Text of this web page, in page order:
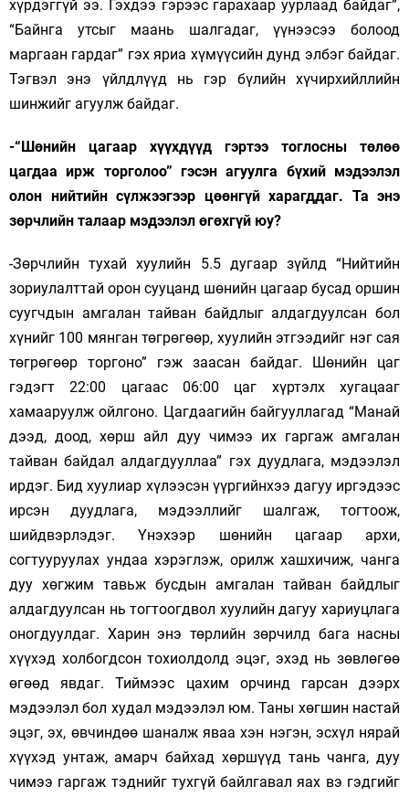
хүрдэггүй ээ. Гэхдээ гэрээс гарахаар уурлаад байдаг”,
“Байнга утсыг маань шалгадаг, үүнээсээ болоод
маргаан гардаг” гэх яриа хүмүүсийн дунд элбэг байдаг.
Тэгвэл энэ үйлдлүүд нь гэр бүлийн хүчирхийллийн
шинжийг агуулж байдаг.
-“Шөнийн цагаар хүүхдүүд гэртээ тоглосны төлөө
цагдаа ирж торголоо” гэсэн агуулга бүхий мэдээлэл
олон нийтийн сүлжээгээр цөөнгүй харагддаг. Та энэ
зөрчлийн талаар мэдээлэл өгөхгүй юу?
-Зөрчлийн тухай хуулийн 5.5 дугаар зүйлд “Нийтийн
зориулалттай орон сууцанд шөнийн цагаар бусад оршин
суугчдын амгалан тайван байдлыг алдагдуулсан бол
хүнийг 100 мянган төгрөгөөр, хуулийн этгээдийг нэг сая
төгрөгөөр торгоно” гэж заасан байдаг. Шөнийн цаг
гэдэгт 22:00 цагаас 06:00 цаг хүртэлх хугацааг
хамааруулж ойлгоно. Цагдаагийн байгууллагад “Манай
дээд, доод, хөрш айл дуу чимээ их гаргаж амгалан
тайван байдал алдагдууллаа” гэх дуудлага, мэдээлэл
ирдэг. Бид хуулиар хүлээсэн үүргийнхээ дагуу иргэдээс
ирсэн дуудлага, мэдээллийг шалгаж, тогтоож,
шийдвэрлэдэг. Үнэхээр шөнийн цагаар архи,
согтууруулах ундаа хэрэглэж, орилж хашхичиж, чанга
дуу хөгжим тавьж бусдын амгалан тайван байдлыг
алдагдуулсан нь тогтоогдвол хуулийн дагуу хариуцлага
оногдуулдаг. Харин энэ төрлийн зөрчилд бага насны
хүүхэд холбогдсон тохиолдолд эцэг, эхэд нь зөвлөгөө
өгөөд явдаг. Тиймээс цахим орчинд гарсан дээрх
мэдээлэл бол худал мэдээлэл юм. Таны хөгшин настай
эцэг, эх, өвчиндөө шаналж яваа хэн нэгэн, эсхүл нярай
хүүхэд унтаж, амарч байхад хөршүүд тань чанга, дуу
чимээ гаргаж тэднийг тухгүй байлгавал яах вэ гэдгийг